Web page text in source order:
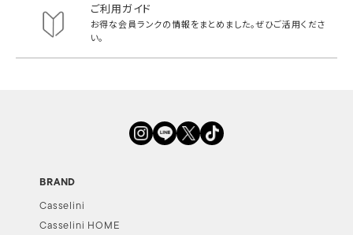
ご利用ガイド
お得な会員ランクの情報をまとめました。ぜひご活用くださ
い。
BRAND
Casselini
Casselini HOME